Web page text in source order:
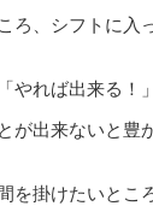
ろ、シフトに
れば出来る！」
出来ないと豊
掛けたいとこ